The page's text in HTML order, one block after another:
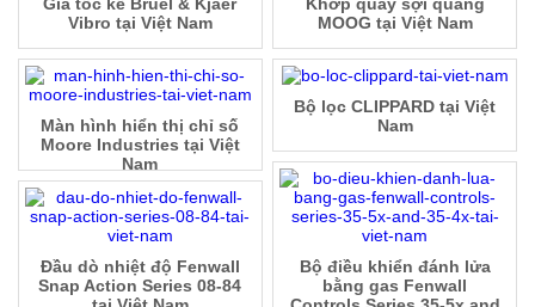
MOOG tại Việt Nam
Vibro tại Việt Nam
Bộ lọc CLIPPARD tại Việt
Nam
Màn hình hiển thị chỉ số
Moore Industries tại Việt
Nam
Bộ điều khiển đánh lửa
bằng gas Fenwall
Đầu dò nhiệt độ Fenwall
Snap Action Series 08-84